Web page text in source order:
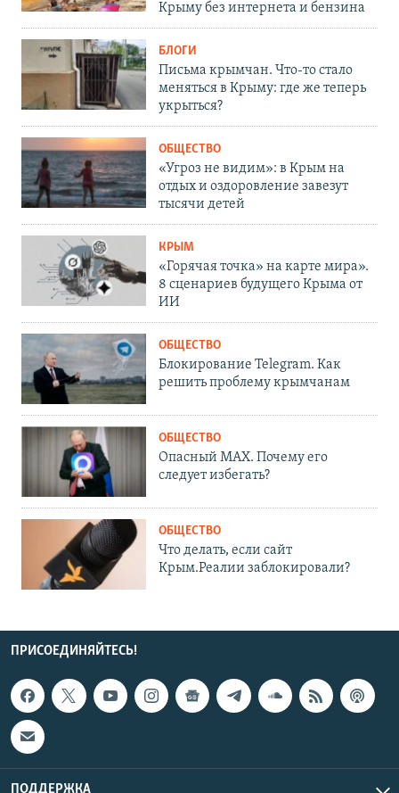
Крыму без интернета и бензина
БЛОГИ
Письма крымчан. Что-то стало
меняться в Крыму: где же теперь
укрыться?
ОБЩЕСТВО
«Угроз не видим»: в Крым на
отдых и оздоровление завезут
тысячи детей
КРЫМ
«Горячая точка» на карте мира».
8 сценариев будущего Крыма от
ИИ
ОБЩЕСТВО
Блокирование Telegram. Как
решить проблему крымчанам
ОБЩЕСТВО
Опасный MAX. Почему его
следует избегать?
ОБЩЕСТВО
Что делать, если сайт
Крым.Реалии заблокировали?
ПРИСОЕДИНЯЙТЕСЬ!
ПОДДЕРЖКА